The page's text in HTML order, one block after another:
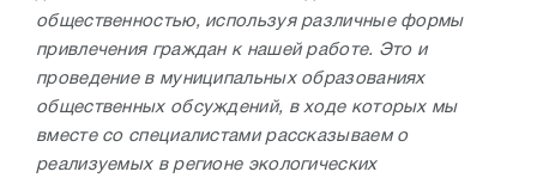
общественностью, используя различные формы
привлечения граждан к нашей работе. Это и
проведение в муниципальных образованиях
общественных обсуждений, в ходе которых мы
вместе со специалистами рассказываем о
реализуемых в регионе экологических